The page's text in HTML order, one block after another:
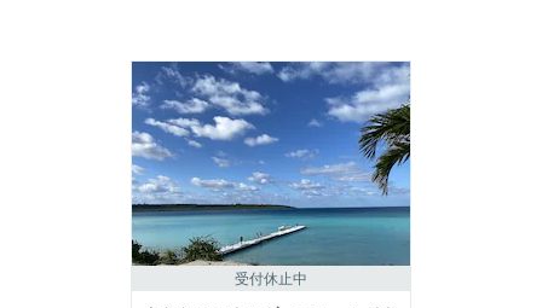
受付休止中